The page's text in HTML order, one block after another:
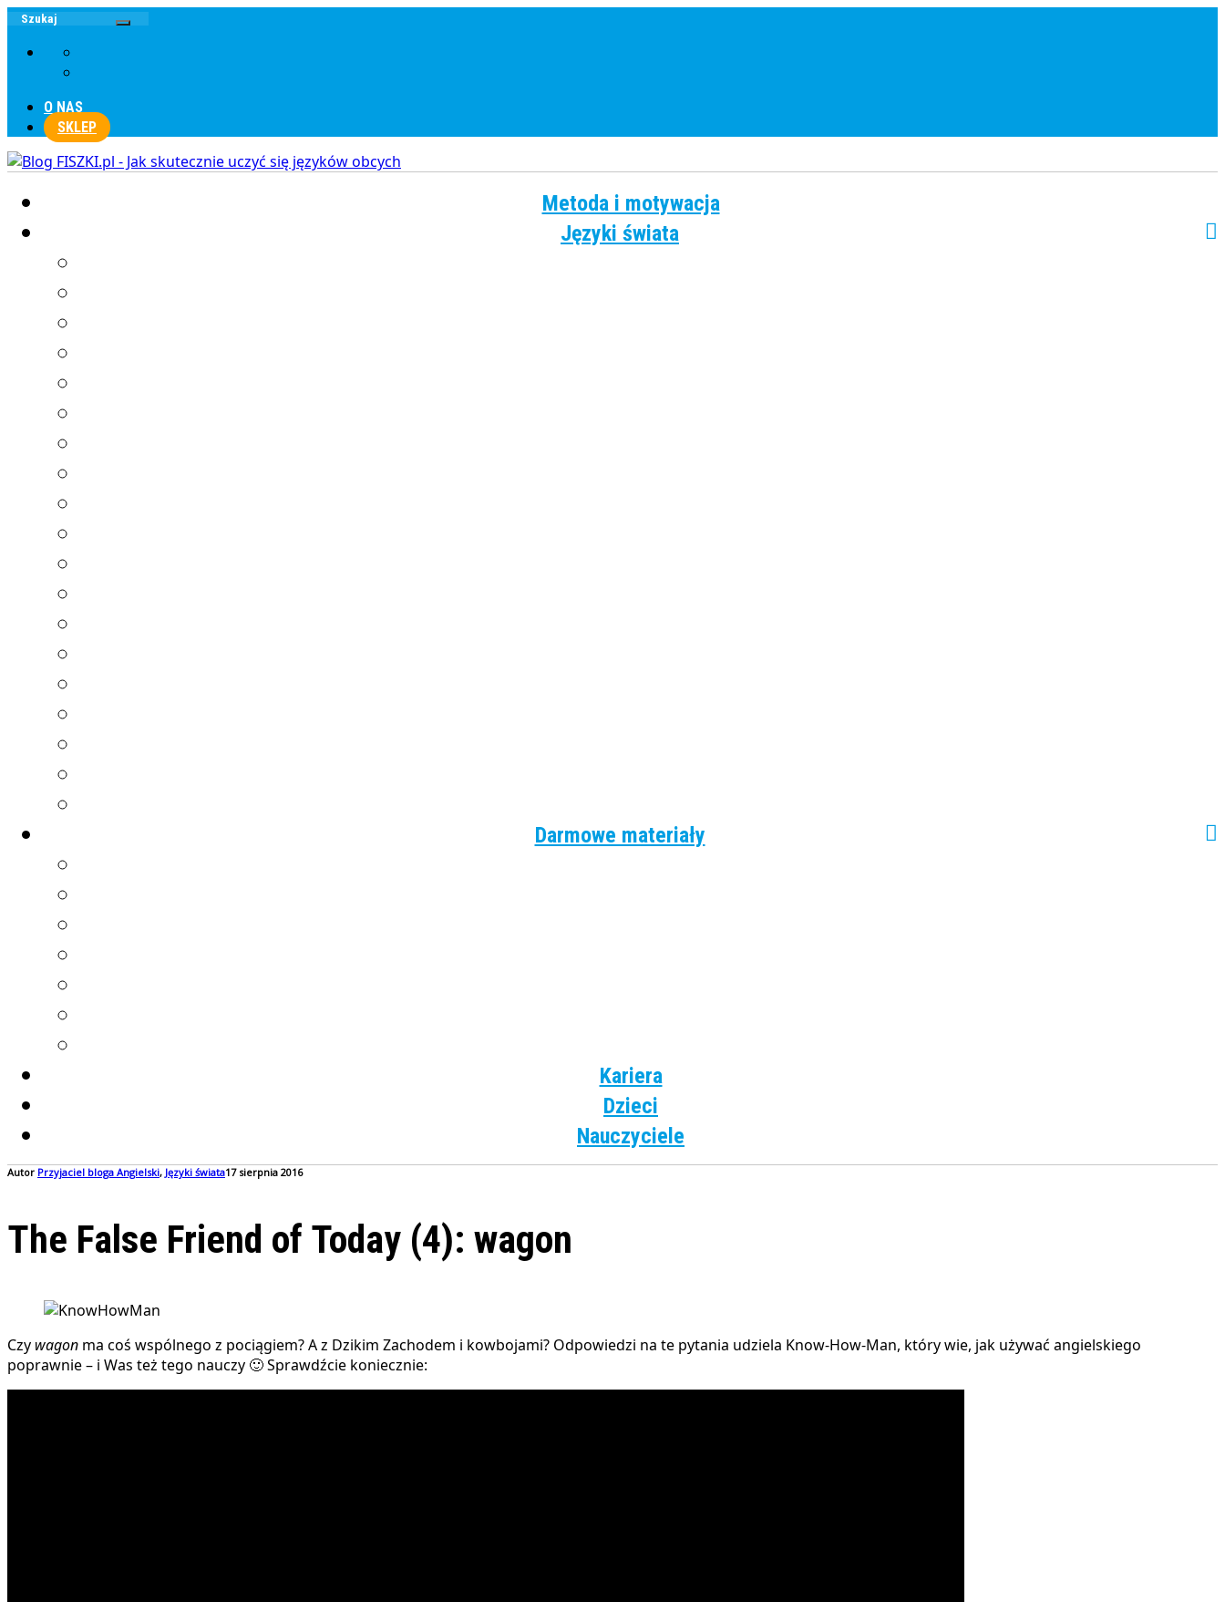
O NAS
SKLEP
Metoda i motywacja
Języki świata
Darmowe materiały
Kariera
Dzieci
Nauczyciele
Autor Przyjaciel bloga Angielski, Języki świata17 sierpnia 2016
The False Friend of Today (4): wagon
Czy wagon ma coś wspólnego z pociągiem? A z Dzikim Zachodem i kowbojami? Odpowiedzi na te pytania udziela Know-How-Man, który wie, jak używać angielskiego
poprawnie – i Was też tego nauczy 🙂 Sprawdźcie koniecznie: